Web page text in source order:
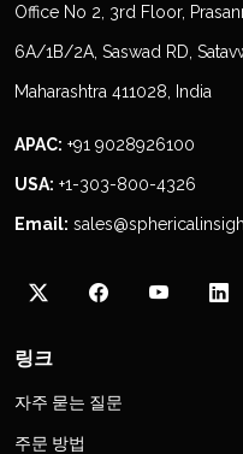
Office No 2, 3rd Floor,
6A/1B/2A, Saswad RD,
Maharashtra 411028, India
APAC: +91 9028926100
USA: +1-303-800-4326
Email:
링크
자주 묻는 질문
주문 방법